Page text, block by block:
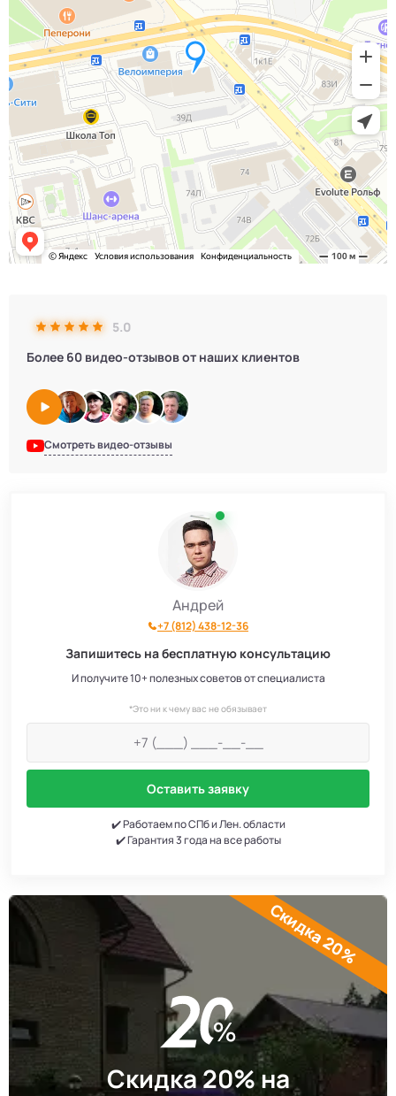
5.0
Более 60 видео-отзывов от наших клиентов
Смотреть видео-отзывы
Андрей
+7 (812) 438-12-36
Запишитесь на бесплатную консультацию
И получите 10+ полезных советов от специалиста
*Это ни к чему вас не обязывает
Оставить заявку
✔️ Работаем по СПб и Лен. области
✔️ Гарантия 3 года на все работы
Скидка 20% на
Скидка 20%